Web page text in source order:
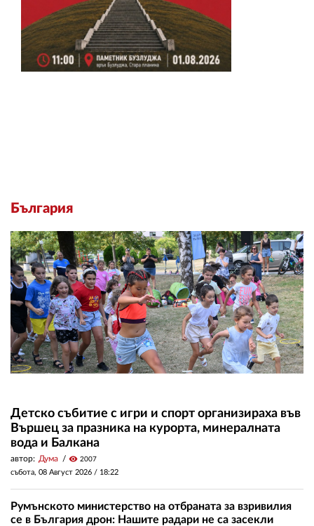
България
Детско събитие с игри и спорт организираха във
Вършец за празника на курорта, минералната
вода и Балкана
автор: Дума visibility 2007
събота, 08 Август 2026 / 18:22
Румънското министерство на отбраната за взривилия
се в България дрон: Нашите радари не са засекли